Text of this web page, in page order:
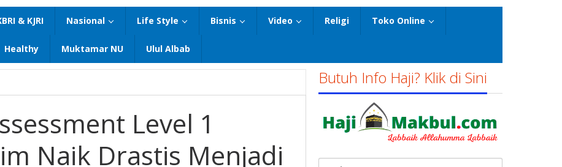
& KJRI Nasional Life Style Bisnis Video Religi Toko Online
Healthy Muktamar NU Ulul Albab
Level 1
Naik Drastis Menjadi
Butuh Info Haji? Klik di Sini